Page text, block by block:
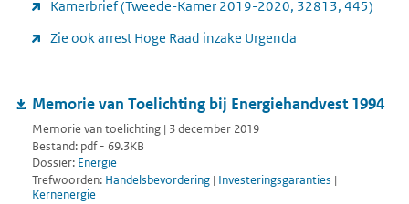
Kamerbrief (Tweede-Kamer 2019-2020, 32813, 445)
Zie ook arrest Hoge Raad inzake Urgenda
Memorie van Toelichting bij Energiehandvest 1994
Memorie van toelichting | 3 december 2019
Bestand: pdf - 69.3KB
Dossier: Energie
Trefwoorden: Handelsbevordering | Investeringsgaranties |
Kernenergie